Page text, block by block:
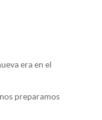
era en el
preparamos